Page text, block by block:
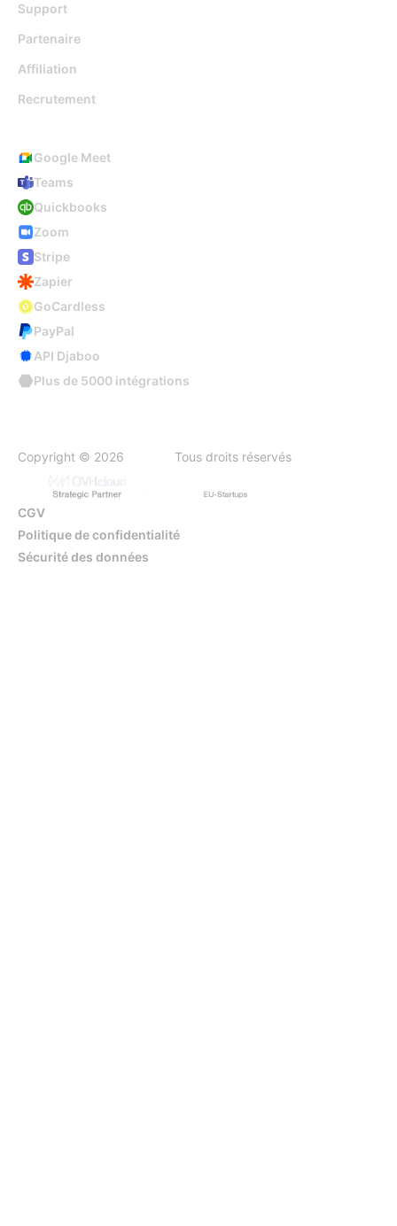
Support
Partenaire
Affiliation
Recrutement
Google Meet
Teams
Quickbooks
Zoom
Stripe
Zapier
GoCardless
PayPal
API Djaboo
Plus de 5000 intégrations
Copyright © 2026 Tous droits réservés
CGV
Politique de confidentialité
Sécurité des données